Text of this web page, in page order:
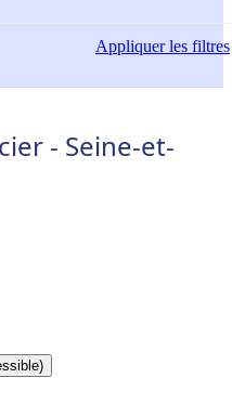
Appliquerles filtres
- Seine-et-